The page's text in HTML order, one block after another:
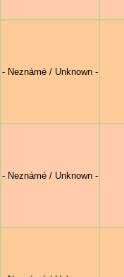
- Neznámé / Unknown -
- Neznámé / Unknown -